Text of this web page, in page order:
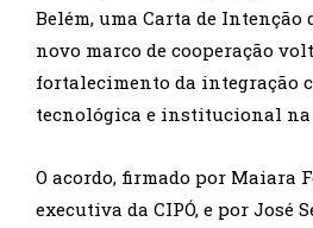
Belém, uma Carta de
novo marco de cooperação
fortalecimento da integração
tecnológica e institucional na
O acordo, firmado por Maiara
executiva da CIPÓ, e por José